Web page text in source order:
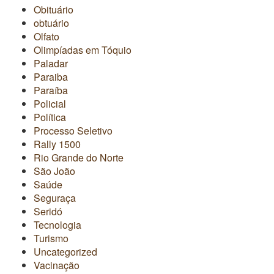
Obituário
obtuário
Olfato
Olimpíadas em Tóquio
Paladar
Paraiba
Paraíba
Policial
Política
Processo Seletivo
Rally 1500
Rio Grande do Norte
São João
Saúde
Seguraça
Seridó
Tecnologia
Turismo
Uncategorized
Vacinação